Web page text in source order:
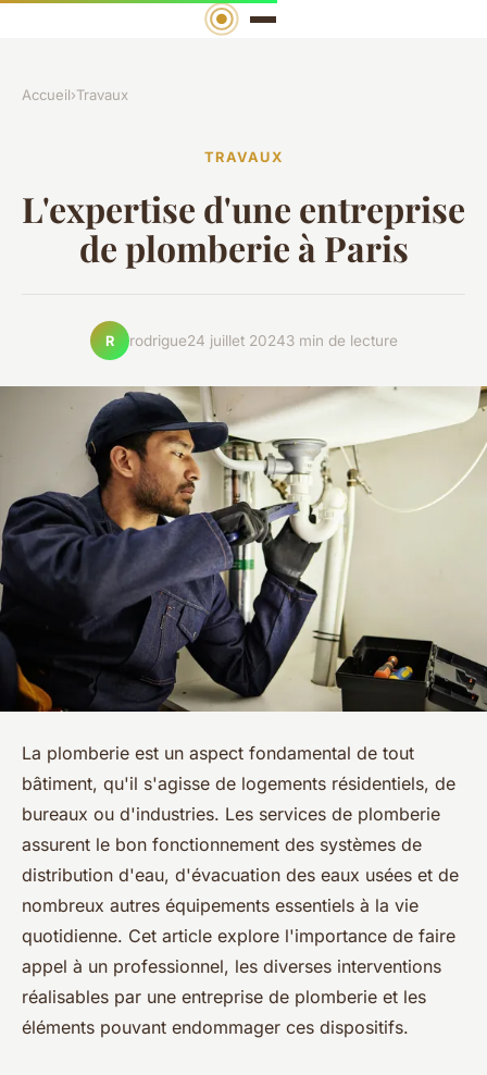
Accueil›Travaux
TRAVAUX
L'expertise d'une entreprise
de plomberie à Paris
R rodrigue24 juillet 20243 min de lecture
La plomberie est un aspect fondamental de tout
bâtiment, qu'il s'agisse de logements résidentiels, de
bureaux ou d'industries. Les services de plomberie
assurent le bon fonctionnement des systèmes de
distribution d'eau, d'évacuation des eaux usées et de
nombreux autres équipements essentiels à la vie
quotidienne. Cet article explore l'importance de faire
appel à un professionnel, les diverses interventions
réalisables par une entreprise de plomberie et les
éléments pouvant endommager ces dispositifs.